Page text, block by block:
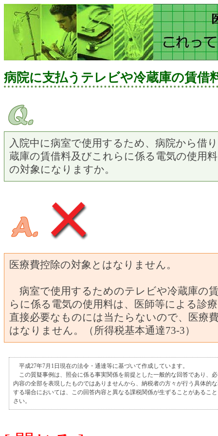
病院に支払うテレビや冷蔵庫の賃借
入院中に病室で使用するため、病院から借
蔵庫の賃借料及びこれらに係る電気の使用
の対象になりますか。
医療費控除の対象とはなりません。
病室で使用するためのテレビや冷蔵庫の
らに係る電気の使用料は、医師等による診
直接必要なものには当たらないので、医療
はなりません。（所得税基本通達73-3）
平成27年7月1日現在の法令・通達等に基づいて作成しています。
この質疑事例は、照会に係る事実関係を前提とした一般的な回答であり、
内容の全部を表現したものではありませんから、納税者の方々が行う具体的
する場合においては、この回答内容と異なる課税関係が生ずることがあるこ
さい。